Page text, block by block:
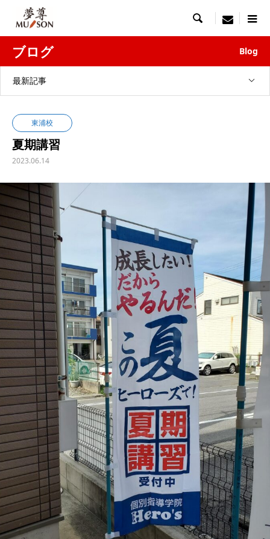
 menu
ブログ Blog
最新記事
東浦校
夏期講習
2023.06.14